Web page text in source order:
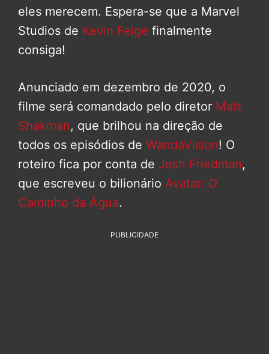
eles merecem. Espera-se que a Marvel
Studios de Kevin Feige finalmente
consiga!
Anunciado em dezembro de 2020, o
filme será comandado pelo diretor Matt
Shakman, que brilhou na direção de
todos os episódios de WandaVision! O
roteiro fica por conta de Josh Friedman,
que escreveu o bilionário Avatar: O
Caminho da Água.
PUBLICIDADE